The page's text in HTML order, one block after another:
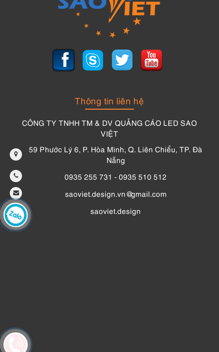
Thông tin liên hệ
CÔNG TY TNHH TM & DV QUẢNG CÁO LED SAO
VIỆT
59 Phước Lý 6, P. Hòa Minh, Q. Liên Chiểu, TP. Đà
Nẵng
0935 255 731 - 0935 510 512
saoviet.design.vn@gmail.com
saoviet.design